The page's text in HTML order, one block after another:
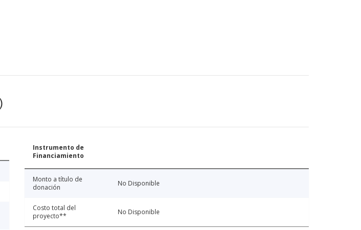
Instrumento de
Financiamiento
Monto a título de
donación
No Disponible
Costo total del
proyecto**
No Disponible